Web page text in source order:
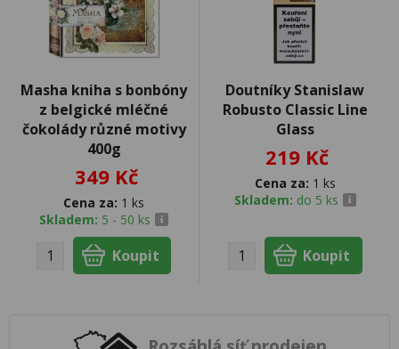
Masha kniha s bonbóny
z belgické mléčné
čokolády různé motivy
400g
349 Kč
Cena za: 1 ks
Skladem: 5 - 50 ks
Doutníky Stanislaw
Robusto Classic Line
Glass
219 Kč
Cena za: 1 ks
Skladem: do 5 ks